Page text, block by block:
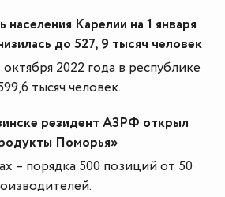
населения Карелии на 1 января
до 527, 9 тысяч человек
2022 года в республике
тысяч человек.
резидент АЗРФ открыл
Поморья»
– порядка 500 позиций от 50